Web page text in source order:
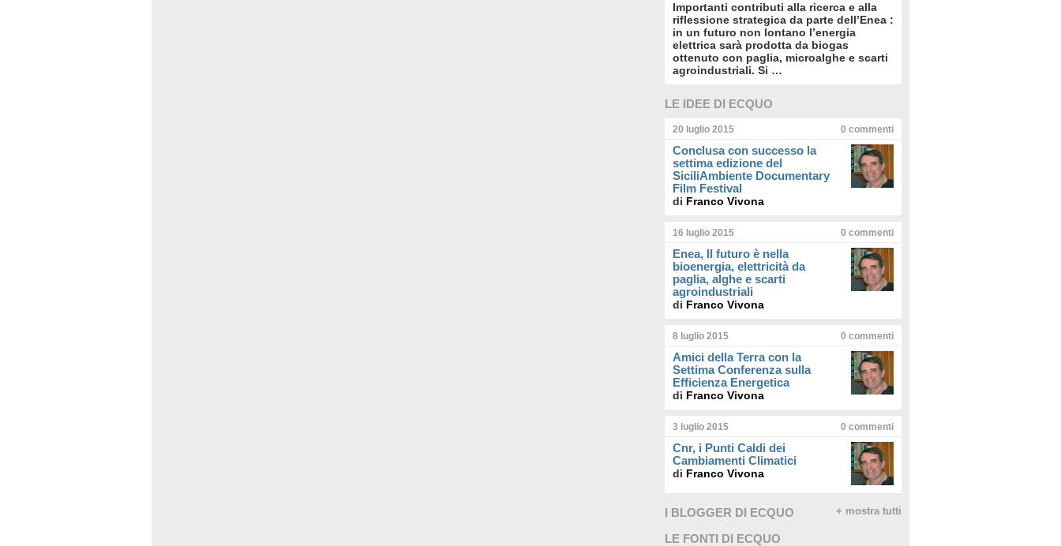
Importanti contributi alla ricerca e alla
riflessione strategica da parte dell’Enea :
in un futuro non lontano l’energia
elettrica sarà prodotta da biogas
ottenuto con paglia, microalghe e scarti
agroindustriali. Si …
LE IDEE DI ECQUO
20 luglio 2015 0 commenti
Conclusa con successo la
settima edizione del
SiciliAmbiente Documentary
Film Festival
di Franco Vivona
16 luglio 2015 0 commenti
Enea, Il futuro è nella
bioenergia, elettricità da
paglia, alghe e scarti
agroindustriali
di Franco Vivona
8 luglio 2015 0 commenti
Amici della Terra con la
Settima Conferenza sulla
Efficienza Energetica
di Franco Vivona
3 luglio 2015 0 commenti
Cnr, i Punti Caldi dei
Cambiamenti Climatici
di Franco Vivona
I BLOGGER DI ECQUO + mostra tutti
LE FONTI DI ECQUO